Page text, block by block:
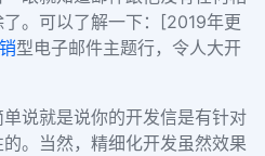
。可以了解一下：[2019年更
型电子邮件主题行，令人大开
说就是说你的开发信是有针对
。当然，精细化开发虽然效果